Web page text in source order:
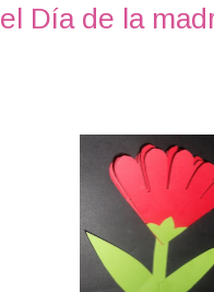
Día de la